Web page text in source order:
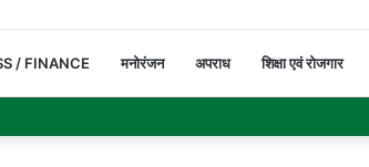
/ FINANCE मनोरंजन अपराध शिक्षा एवं रोजगार